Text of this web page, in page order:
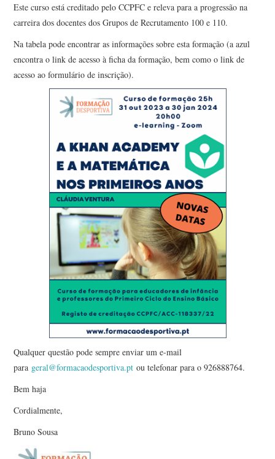
Este curso está creditado pelo CCPFC e releva para a progressão na
carreira dos docentes dos Grupos de Recrutamento 100 e 110.
Na tabela pode encontrar as informações sobre esta formação (a azul
encontra o link de acesso à ficha da formação, bem como o link de
acesso ao formulário de inscrição).
Qualquer questão pode sempre enviar um e-mail
para geral@formacaodesportiva.pt ou telefonar para o 926888764.
Bem haja
Cordialmente,
Bruno Sousa